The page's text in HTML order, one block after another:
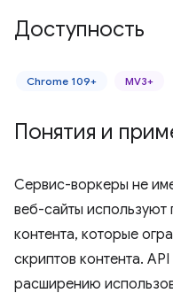
Доступность
Chrome 109+ MV3+
Понятия и
Сервис-воркеры не
веб-сайты используют
контента, которые
скриптов контента.
расширению